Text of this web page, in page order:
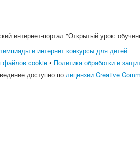
интернет-портал "Открытый урок:
и интернет конкурсы для детей
файлов cookie • Политика обработки и
доступно полицензии Creative